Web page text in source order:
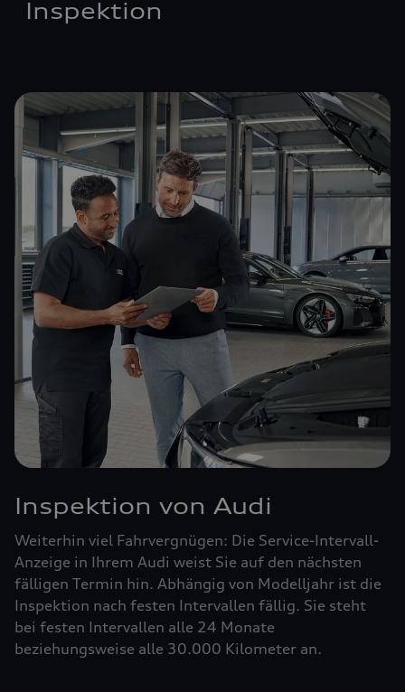
Inspektion
Inspektion von Audi
Weiterhin viel Fahrvergnügen: Die Service-Intervall-
Anzeige in Ihrem Audi weist Sie auf den nächsten
fälligen Termin hin. Abhängig von Modelljahr ist die
Inspektion nach festen Intervallen fällig. Sie steht
bei festen Intervallen alle 24 Monate
beziehungsweise alle 30.000 Kilometer an.